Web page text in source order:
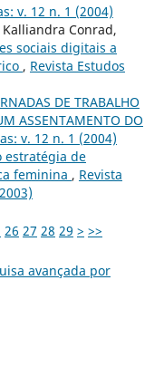
v. 12 n. 1 (2004)
Conrad,
sociais digitais a
, Revista Estudos
DE TRABALHO
ASSENTAMENTO DO
v. 12 n. 1 (2004)
estratégia de
feminina , Revista
26 27 28 29 > >>
avançada por